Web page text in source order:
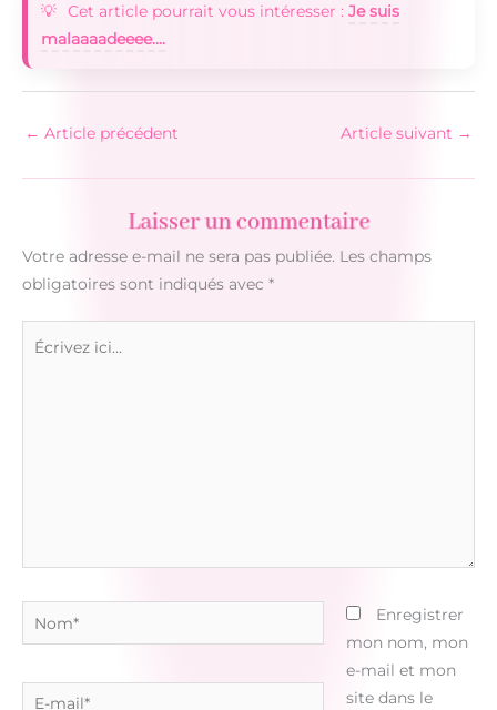
Cet article pourrait vous intéresser : Je suis
malaaaadeeee....
← Article précédent Article suivant →
Laisser un commentaire
Votre adresse e-mail ne sera pas publiée. Les champs
obligatoires sont indiqués avec *
Nom*
E-
Enregistrer
mon nom, mon
e-mail et mon
site dans le